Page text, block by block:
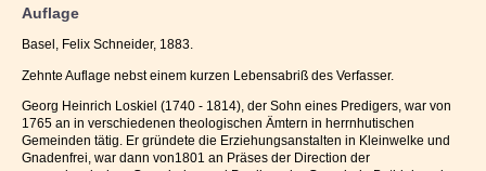
Auflage
Basel, Felix Schneider, 1883.
Zehnte Auflage nebst einem kurzen Lebensabriß des Verfasser.
Georg Heinrich Loskiel (1740 - 1814), der Sohn eines Predigers, war von
1765 an in verschiedenen theologischen Ämtern in herrnhutischen
Gemeinden tätig. Er gründete die Erziehungsanstalten in Kleinwelke und
Gnadenfrei, war dann von1801 an Präses der Direction der